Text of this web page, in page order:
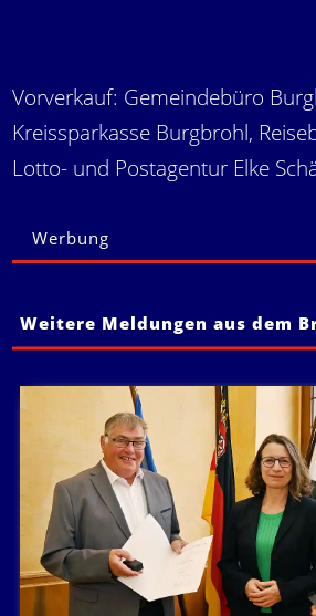
Vorverkauf: Gemeindebüro
Kreissparkasse Burgbrohl,
Lotto- und Postagentur Elke
Werbung
Weitere Meldungen aus dem